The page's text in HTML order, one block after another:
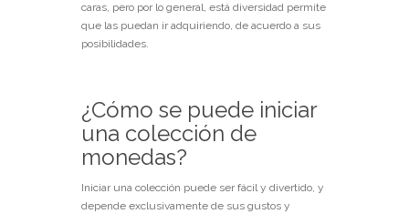
caras, pero por lo general, está diversidad permite
que las puedan ir adquiriendo, de acuerdo a sus
posibilidades.
¿Cómo se puede iniciar
una colección de
monedas?
Iniciar una colección puede ser fácil y divertido, y
depende exclusivamente de sus gustos y